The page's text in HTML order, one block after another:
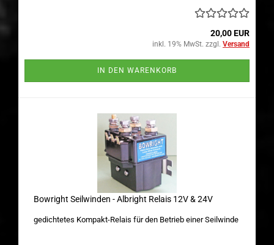
20,00 EUR
inkl. 19% MwSt. zzgl. Versand
IN DEN WARENKORB
Bowright Seilwinden - Albright Relais 12V & 24V
gedichtetes Kompakt-Relais für den Betrieb einer Seilwinde